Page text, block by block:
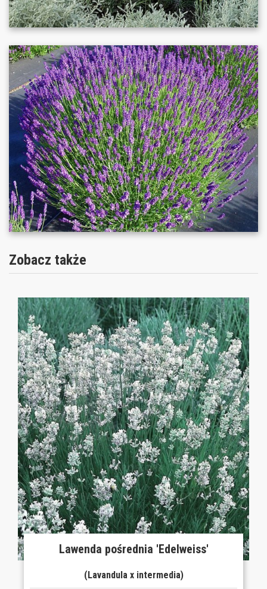
Zobacz także
Lawenda pośrednia 'Edelweiss'
(Lavandula x intermedia)